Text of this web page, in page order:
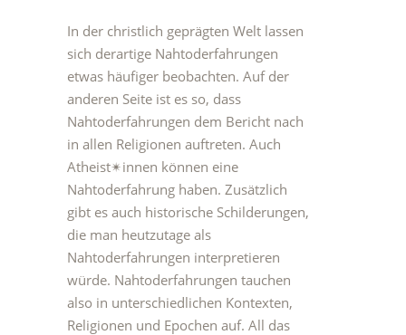
In der christlich geprägten Welt lassen
sich derartige Nahtoderfahrungen
etwas häufiger beobachten. Auf der
anderen Seite ist es so, dass
Nahtoderfahrungen dem Bericht nach
in allen Religionen auftreten. Auch
Atheist✴︎innen können eine
Nahtoderfahrung haben. Zusätzlich
gibt es auch historische Schilderungen,
die man heutzutage als
Nahtoderfahrungen interpretieren
würde. Nahtoderfahrungen tauchen
also in unterschiedlichen Kontexten,
Religionen und Epochen auf. All das